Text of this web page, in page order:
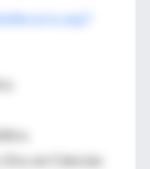
en Ciencias